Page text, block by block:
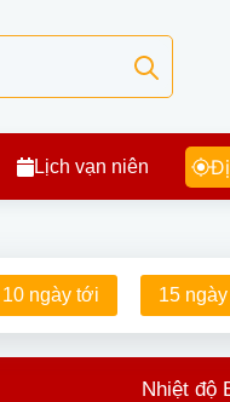
Lịch vạn niên
10 ngày tới 15
Nhiệt độ